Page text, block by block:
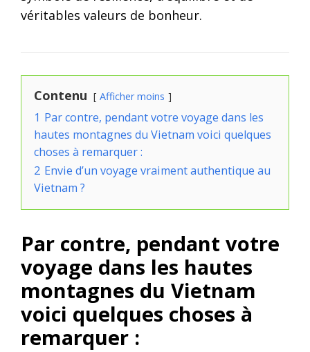
véritables valeurs de bonheur.
Contenu Afficher moins
1 Par contre, pendant votre voyage dans les
hautes montagnes du Vietnam voici quelques
choses à remarquer :
2 Envie d’un voyage vraiment authentique au
Vietnam ?
Par contre, pendant votre
voyage dans les hautes
montagnes du Vietnam
voici quelques choses à
remarquer :